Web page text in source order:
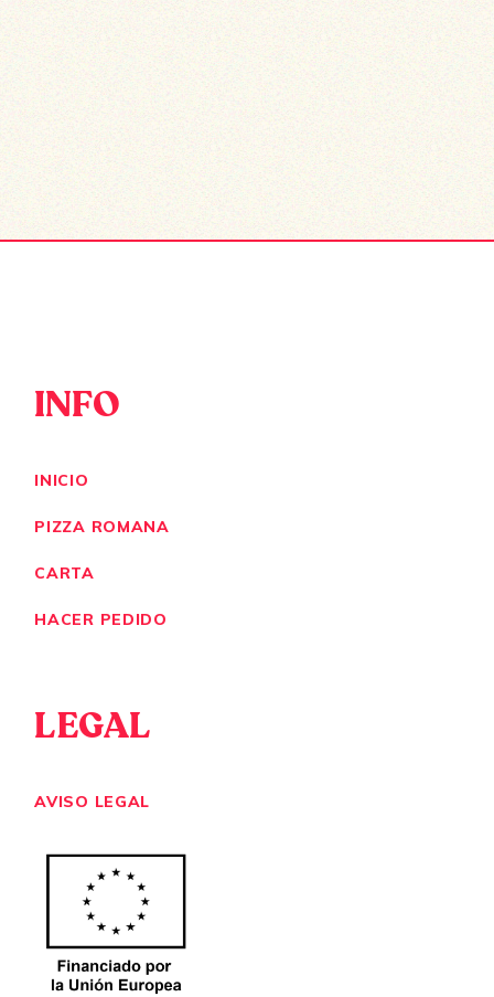
INFO
INICIO
PIZZA ROMANA
CARTA
HACER PEDIDO
LEGAL
AVISO LEGAL